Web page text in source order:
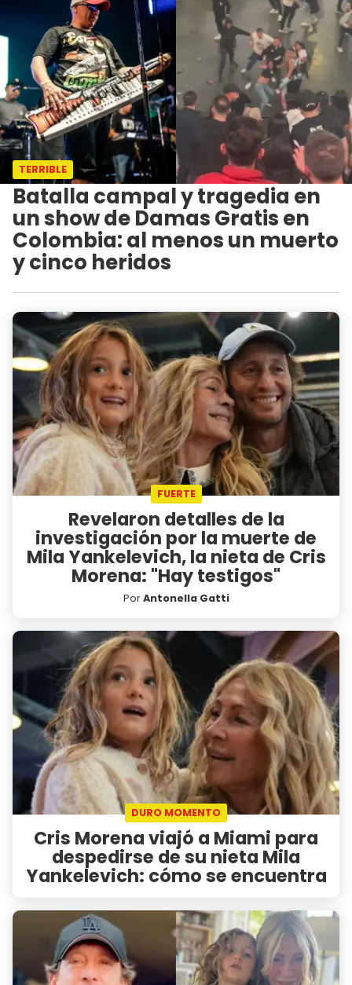
TERRIBLE
Batalla campal y tragedia en
un show de Damas Gratis en
Colombia: al menos un muerto
y cinco heridos
FUERTE
Revelaron detalles de la
investigación por la muerte de
Mila Yankelevich, la nieta de Cris
Morena: "Hay testigos"
PorAntonella Gatti
DURO MOMENTO
Cris Morena viajó a Miami para
despedirse de su nieta Mila
Yankelevich: cómo se encuentra